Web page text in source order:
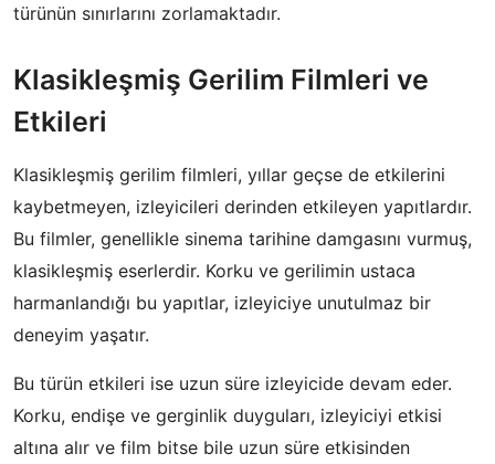
türünün sınırlarını zorlamaktadır.
Klasikleşmiş Gerilim Filmleri ve
Etkileri
Klasikleşmiş gerilim filmleri, yıllar geçse de etkilerini
kaybetmeyen, izleyicileri derinden etkileyen yapıtlardır.
Bu filmler, genellikle sinema tarihine damgasını vurmuş,
klasikleşmiş eserlerdir. Korku ve gerilimin ustaca
harmanlandığı bu yapıtlar, izleyiciye unutulmaz bir
deneyim yaşatır.
Bu türün etkileri ise uzun süre izleyicide devam eder.
Korku, endişe ve gerginlik duyguları, izleyiciyi etkisi
altına alır ve film bitse bile uzun süre etkisinden